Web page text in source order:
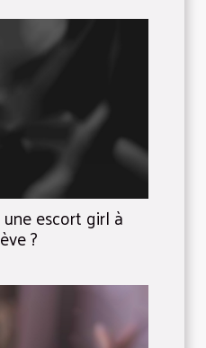
escort girl à
?